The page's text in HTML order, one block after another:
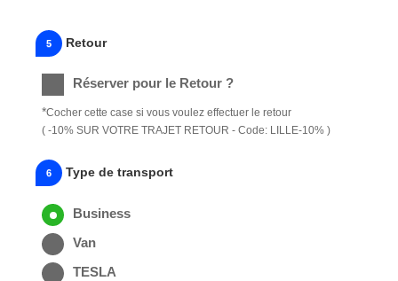
5 Retour
Réserver pour le Retour ?
*Cocher cette case si vous voulez effectuer le retour
( -10% SUR VOTRE TRAJET RETOUR - Code: LILLE-10% )
6 Type de transport
Business
Van
TESLA